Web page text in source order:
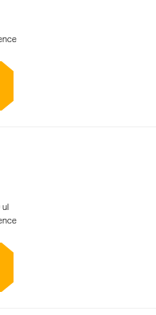
ul